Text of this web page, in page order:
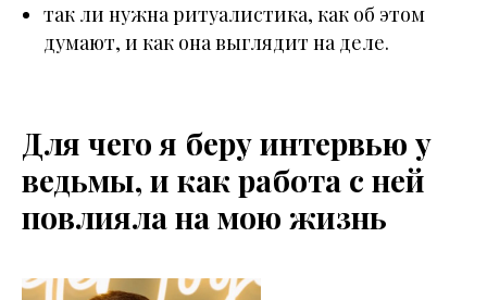
так ли нужна ритуалистика, как об этом
думают, и как она выглядит на деле.
Для чего я беру интервью у
ведьмы, и как работа с ней
повлияла на мою жизнь